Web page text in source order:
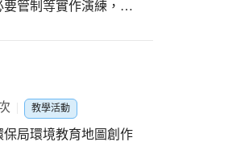
。最吸睛的是大瀑布
奔跑其中享受水花四
水整整開放兩週，讓
心衝向自己喜愛的項
管制等實作演練，以
教學活動
局環境教育地圖創作